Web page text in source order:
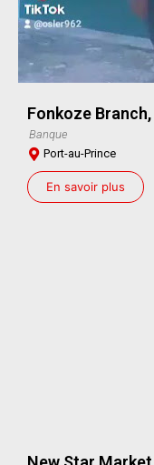
Fonkoze
Banque
Port-au-Prince
En savoir plus